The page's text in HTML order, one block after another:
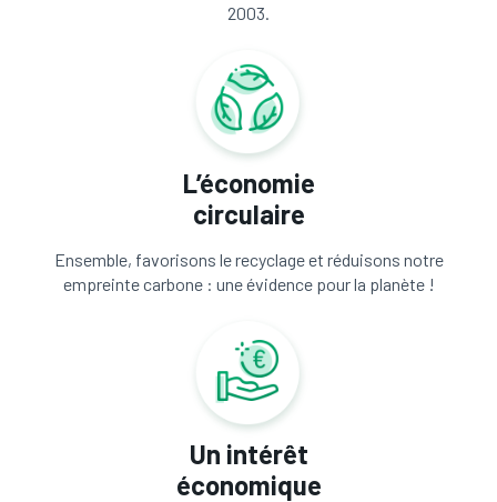
2003.
L’économie
circulaire
Ensemble, favorisons le recyclage et réduisons notre
empreinte carbone : une évidence pour la planète !
Un intérêt
économique